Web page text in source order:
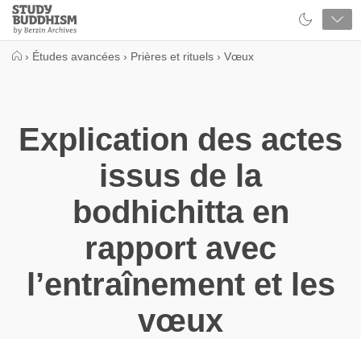
Close
Study
Buddhism
Home
› Études avancées › Prières et rituels › Vœux
Explication des actes
issus de la
bodhichitta en
rapport avec
l’entraînement et les
vœux